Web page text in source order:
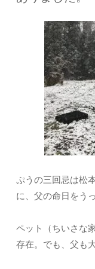
ぷうの三回忌は松
に、父の命日をう
ペット（ちいさな
存在。でも、父も